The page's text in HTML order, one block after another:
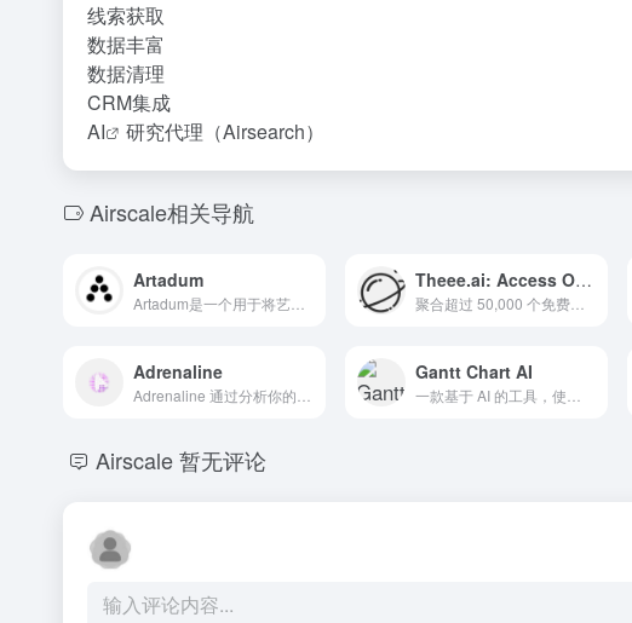
线索获取
数据丰富
数据清理
CRM集成
AI
研究代理（Airsearch）
Airscale相关导航
Artadum Theee.ai: Access Over 50,000 GPTs Tools Powered by GPT4o for Free
聚合超过 50,000 个免费的 AI 工具的平台。
Adrenaline Gantt Chart AI
Airscale暂无评论